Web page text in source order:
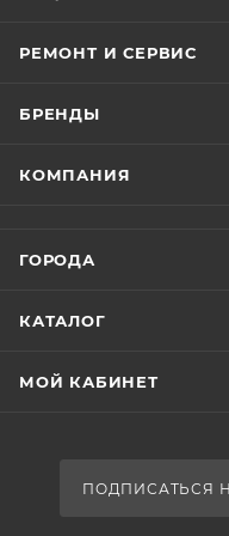
- крылья для колес;
преодолевать
педалировании
градусов. Для
РЕМОНТ И СЕРВИС
БРЕНДЫ
КОМПАНИЯ
ГОРОДА
КАТАЛОГ
МОЙ КАБИНЕТ
ПОДПИСАТЬСЯ